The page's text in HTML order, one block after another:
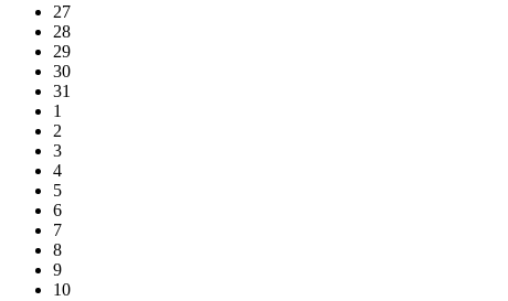
27
28
29
30
31
1
2
3
4
5
6
7
8
9
10